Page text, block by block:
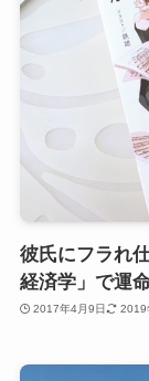
彼氏にフラれ
経済学」で運
2017年4月9日 2019